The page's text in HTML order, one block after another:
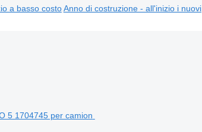
a basso costo Anno di costruzione - all'inizio i nuovi